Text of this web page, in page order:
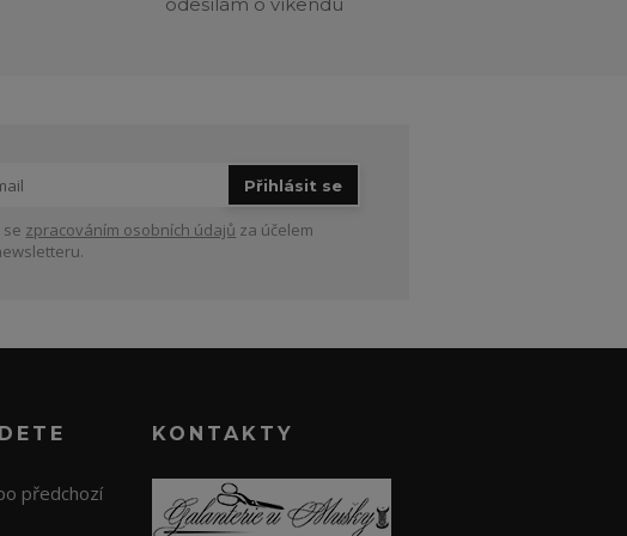
Přihlásit se
zpracováním osobních údajů za účelem
předchozí
KONTAKTY